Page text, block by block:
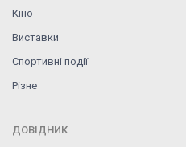
Кіно
Виставки
Спортивні події
Різне
ДОВІДНИК